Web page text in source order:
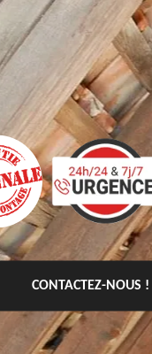
CONTACTEZ-NOUS !